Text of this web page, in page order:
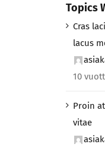
Topics
Cras
lacus
10
Proin
vitae